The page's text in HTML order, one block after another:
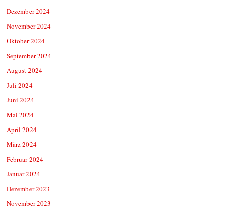
Dezember 2024
November 2024
Oktober 2024
September 2024
August 2024
Juli 2024
Juni 2024
Mai 2024
April 2024
März 2024
Februar 2024
Januar 2024
Dezember 2023
November 2023